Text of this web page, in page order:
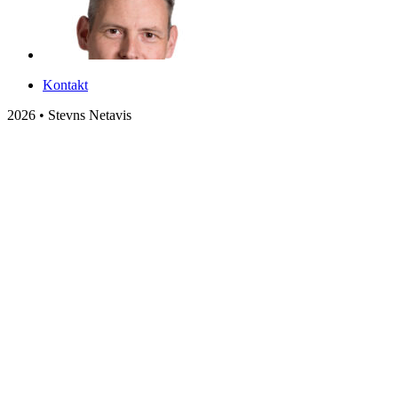
Kontakt
2026 • Stevns Netavis